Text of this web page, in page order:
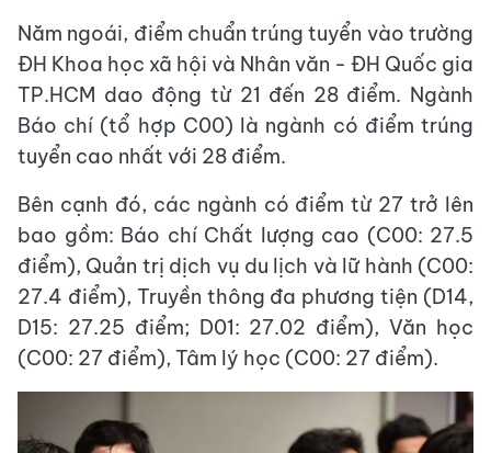
Năm ngoái, điểm chuẩn trúng tuyển vào trường
ĐH Khoa học xã hội và Nhân văn - ĐH Quốc gia
TP.HCM dao động từ 21 đến 28 điểm. Ngành
Báo chí (tổ hợp C00) là ngành có điểm trúng
tuyển cao nhất với 28 điểm.
Bên cạnh đó, các ngành có điểm từ 27 trở lên
bao gồm: Báo chí Chất lượng cao (C00: 27.5
điểm), Quản trị dịch vụ du lịch và lữ hành (C00:
27.4 điểm), Truyền thông đa phương tiện (D14,
D15: 27.25 điểm; D01: 27.02 điểm), Văn học
(C00: 27 điểm), Tâm lý học (C00: 27 điểm).